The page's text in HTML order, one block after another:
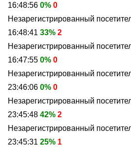
16:48:56 0% 0
Незарегистрированный
16:48:41 33% 2
Незарегистрированный
16:47:55 0% 0
Незарегистрированный
23:46:06 0% 0
Незарегистрированный
23:45:48 42% 2
Незарегистрированный
23:45:31 25% 1